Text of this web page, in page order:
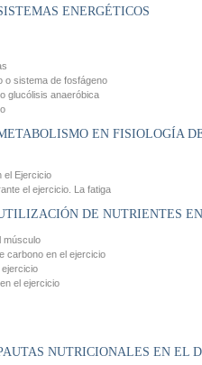
ENERGÉTICOS
o sistema de fosfágeno
glucólisis anaeróbica
EN FISIOLOGÍA
el Ejercicio
el ejercicio. La fatiga
DE NUTRIENTES
músculo
carbono en el ejercicio
ejercicio
el ejercicio
NUTRICIONALES EN EL